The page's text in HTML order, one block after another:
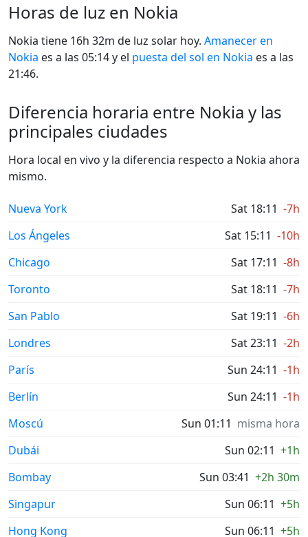
Horas de luz en Nokia
Nokia tiene 16h 32m de luz solar hoy. Amanecer en
Nokia es a las 05:14 y el puesta del sol en Nokia es a las
21:46.
Diferencia horaria entre Nokia y las
principales ciudades
Hora local en vivo y la diferencia respecto a Nokia ahora
mismo.
Nueva York Sat 18:11 -7h
Los Ángeles
Sat 15:11 -10h
Chicago
Sat 17:11 -8h
Toronto
Sat 18:11 -7h
San Pablo
Sat 19:11 -6h
Londres
Sat 23:11 -2h
París
Sun 24:11 -1h
Berlín
Sun 24:11 -1h
Moscú
Sun 01:11 misma hora
Dubái
Sun 02:11 +1h
Bombay
Sun 03:41 +2h 30m
Singapur
Sun 06:11 +5h
Hong Kong
Sun 06:11 +5h